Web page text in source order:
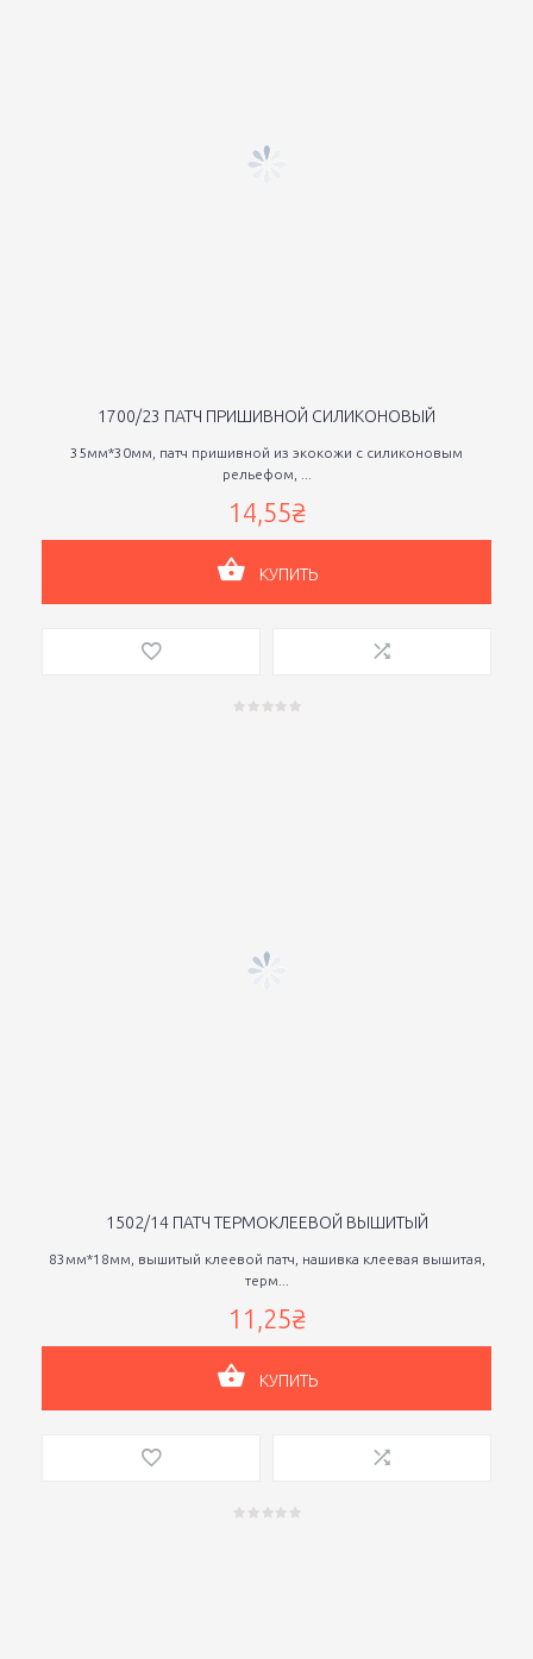
1700/23 ПАТЧ ПРИШИВНОЙ СИЛИКОНОВЫЙ
35мм*30мм, патч пришивной из экокожи с силиконовым
рельефом, ...
14,55₴
КУПИТЬ
1502/14 ПАТЧ ТЕРМОКЛЕЕВОЙ ВЫШИТЫЙ
83мм*18мм, вышитый клеевой патч, нашивка клеевая вышитая,
терм...
11,25₴
КУПИТЬ